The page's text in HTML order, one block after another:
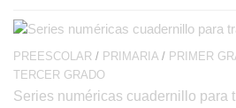
PREESCOLAR / PRIMARIA / PRIMER
TERCER GRADO
Series numéricas cuadernillo para